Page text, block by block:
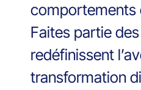
comportements
Faites partie
redéfinissent
transformation